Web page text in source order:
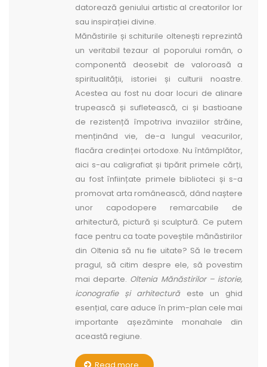
datorează geniului artistic al creatorilor lor
sau inspirației divine.
Mănăstirile ș­i schiturile oltene­ști reprezintă
un veritabil tezaur al poporului român, o
componentă deosebit de valoroasă a
spiritualității, istoriei ș­i culturii noastre.
Acestea au fost nu doar locuri de alinare
trupească ș­i sufletească, ci ­și bastioane
de rezistență împotriva invaziilor străine,
menținând vie, de-a lungul veacurilor,
flacăra credinței ortodoxe. Nu întâmplător,
aici s-au caligrafiat ­și tipărit primele cărți,
au fost înființate primele biblioteci ­și s-a
promovat arta românească, dând naș­tere
unor capodopere remarcabile de
arhitectură, pictură ­și sculptură. Ce putem
face pentru ca toate poveștile mănăstirilor
din Oltenia să nu fie uitate? Să le trecem
pragul, să citim despre ele, să povestim
mai departe. Oltenia Mănăstirilor – istorie,
iconografi­e și arhitecturăeste un ghid
esențial, care aduce în prim-plan cele mai
importante aș­ezăminte monahale din
această regiune.